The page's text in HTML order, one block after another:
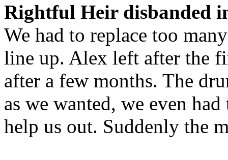
Rightful Heir disbanded
We had to replace too
line up. Alex left after the
after a few months. The
as we wanted, we even
help us out. Suddenly the